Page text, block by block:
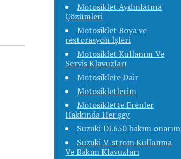
Motosiklet Aydınlatma
Çözümleri
Motosiklet Boya ve
restorasyon İşleri
Motosiklet Kullanım Ve
Servis Klavuzları
Motosiklete Dair
Motosikletlerim
Motosiklette Frenler
Hakkında Her şey
Suzuki DL650 bakım onarım
Suzuki V-strom Kullanma
Ve Bakım Klavuzları